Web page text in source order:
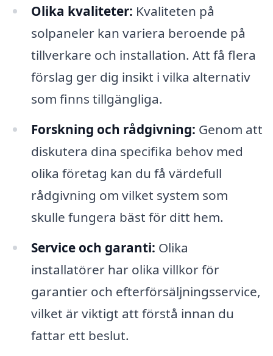
Olika kvaliteter: Kvaliteten på
solpaneler kan variera beroende på
tillverkare och installation. Att få flera
förslag ger dig insikt i vilka alternativ
som finns tillgängliga.
Forskning och rådgivning: Genom att
diskutera dina specifika behov med
olika företag kan du få värdefull
rådgivning om vilket system som
skulle fungera bäst för ditt hem.
Service och garanti: Olika
installatörer har olika villkor för
garantier och efterförsäljningsservice,
vilket är viktigt att förstå innan du
fattar ett beslut.